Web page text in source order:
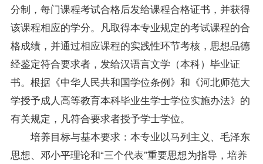
分制，每门课程考试合格后发给课程合格证书，并获得
该课程相应的学分。凡取得本专业规定的考试课程的合
格成绩，并通过相应课程的实践性环节考核，思想品德
经鉴定符合要求者，发给汉语言文学（本科）毕业证
书。根据《中华人民共和国学位条例》和《河北师范大
学授予成人高等教育本科毕业生学士学位实施办法》的
有关规定，凡符合要求者授予学士学位。
培养目标与基本要求：本专业以马列主义、毛泽东
思想、邓小平理论和“三个代表”重要思想为指导，培养